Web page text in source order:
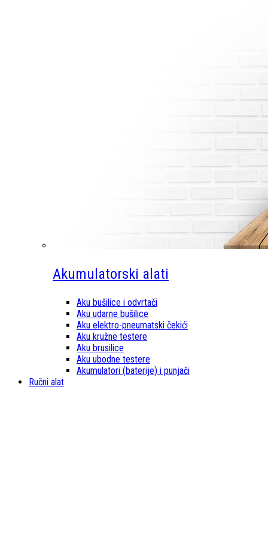
Akumulatorski alati
Aku bušilice i odvrtači
Aku udarne bušilice
Aku elektro-pneumatski čekići
Aku kružne testere
Aku brusilice
Aku ubodne testere
Akumulatori (baterije) i punjači
Ručni alat